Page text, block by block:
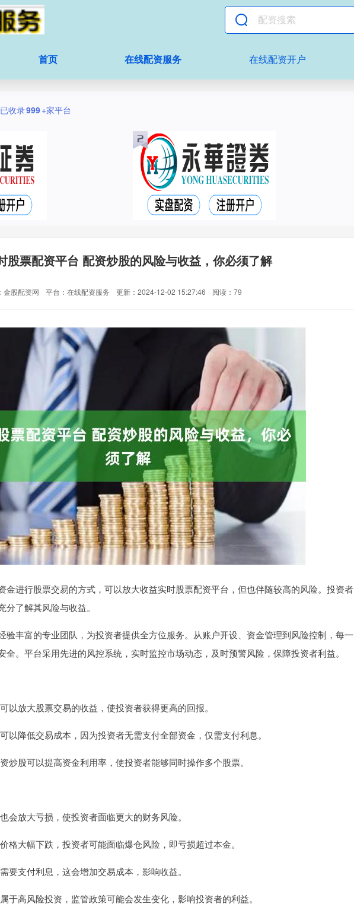
首页 在线配资服务 在线配资开户
已收录999+家平台
股票配资平台 配资炒股的风险与收益，你必须了解
金股配资网 平台：在线配资服务 更新：2024-12-02 15:27:46 阅读：79
金进行股票交易的方式，可以放大收益实时股票配资平台，但也伴随较高的风险。投资者
了解其风险与收益。
验丰富的专业团队，为投资者提供全方位服务。从账户开设、资金管理到风险控制，每一
全。平台采用先进的风控系统，实时监控市场动态，及时预警风险，保障投资者利益。
以放大股票交易的收益，使投资者获得更高的回报。
以降低交易成本，因为投资者无需支付全部资金，仅需支付利息。
炒股可以提高资金利用率，使投资者能够同时操作多个股票。
会放大亏损，使投资者面临更大的财务风险。
格大幅下跌，投资者可能面临爆仓风险，即亏损超过本金。
要支付利息，这会增加交易成本，影响收益。
于高风险投资，监管政策可能会发生变化，影响投资者的利益。